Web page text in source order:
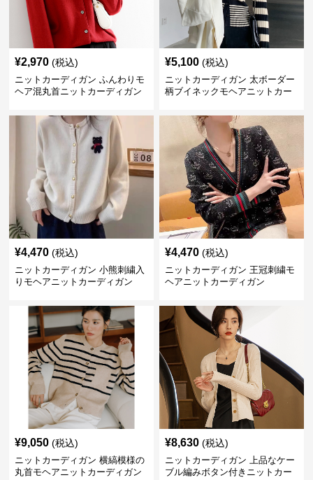
¥2,970 (税込)
ニットカーディガン ふんわりモ
ヘア混丸首ニットカーディガン
¥5,100 (税込)
ニットカーディガン 太ボーダー
柄ブイネックモヘアニットカー
¥4,470 (税込)
ニットカーディガン 小熊刺繍入
りモヘアニットカーディガン
¥4,470 (税込)
ニットカーディガン 王冠刺繍モ
ヘアニットカーディガン
¥9,050 (税込)
ニットカーディガン 横縞模様の
丸首モヘアニットカーディガン
¥8,630 (税込)
ニットカーディガン 上品なケー
ブル編みボタン付きニットカー